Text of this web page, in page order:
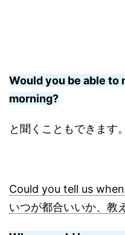
Would you be able to
morning?
と聞くこともできます。
Could you tell us
いつが都合いいか、教